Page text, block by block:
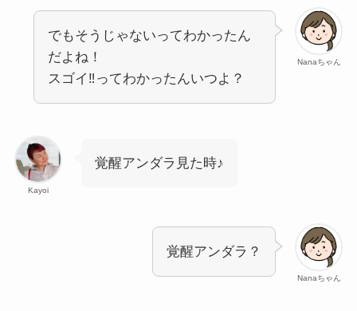
Nanaちゃん
でもそうじゃないってわかったん
だよね！
スゴイ‼ってわかったんいつよ？
Kayoi
覚醒アンダラ見た時♪
Nanaちゃん
覚醒アンダラ？